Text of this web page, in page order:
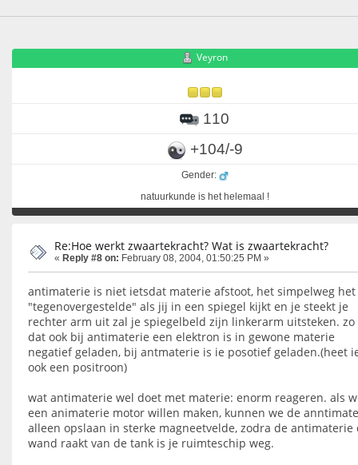
Veyron
110
+104/-9
Gender:
natuurkunde is het helemaal !
Re:Hoe werkt zwaartekracht? Wat is zwaartekracht?
« Reply #8 on: February 08, 2004, 01:50:25 PM »
antimaterie is niet ietsdat materie afstoot, het simpelweg het
"tegenovergestelde" als jij in een spiegel kijkt en je steekt je
rechter arm uit zal je spiegelbeld zijn linkerarm uitsteken. zo
dat ook bij antimaterie een elektron is in gewone materie
negatief geladen, bij antmaterie is ie posotief geladen.(heet
ook een positroon)
wat antimaterie wel doet met materie: enorm reageren. als
een animaterie motor willen maken, kunnen we de
alleen opslaan in sterke magneetvelde, zodra de antimaterie
wand raakt van de tank is je ruimteschip weg.